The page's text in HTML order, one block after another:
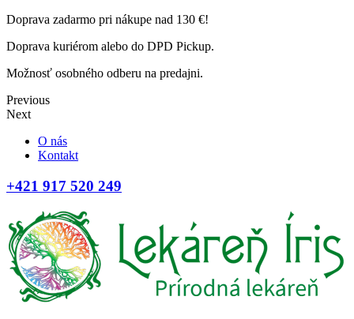
Doprava zadarmo pri nákupe nad 130 €!
Doprava kuriérom alebo do DPD Pickup.
Možnosť osobného odberu na predajni.
Previous
Next
O nás
Kontakt
+421 917 520 249